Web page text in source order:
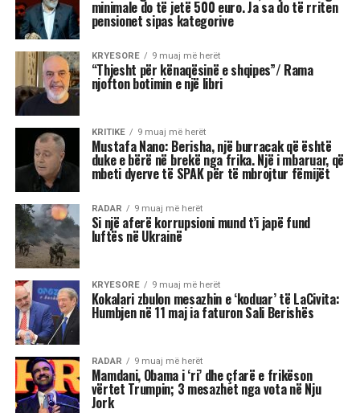
Kjo dinamikë shpesh sjell tensione dhe konflikte,
si në jetën personale, ashtu edhe në atë
profesionale.
Më poshtë janë tre shenjat e zodiakut që
konsiderohen më xheloze:
Akrepi
I njohur për intensitetin e tij emocional, akrepi
shpesh konkurron në heshtje. Kur ndjen se është
tejkaluar, mund të mbajë mëri dhe të tërhiqet
nga të tjerët.
Luani
Luanët kanë nevojë të madhe për vëmendje dhe
admirim. Kur këto nevoja nuk plotësohen,
ndjenja e xhelozisë mund të bëhet e fortë. Ata
shpesh nënvlerësojnë ata që i sfidojnë në
pozicionin e tyre, sidomos në rolin udhëheqës.
Astrologjia i këshillon Luanët të ushtrojnë më